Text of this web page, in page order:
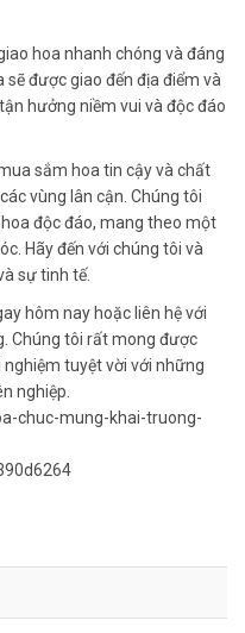
hoa nhanh chóng và đáng
được giao đến địa điểm và
hưởng niềm vui và độc đáo
sắm hoa tin cậy và chất
vùng lân cận. Chúng tôi
độc đáo, mang theo một
Hãy đến với chúng tôi và
sự tinh tế.
hôm nay hoặc liên hệ với
Chúng tôi rất mong được
tuyệt vời với những
nghiệp.
chuc-mung-khai-truong-